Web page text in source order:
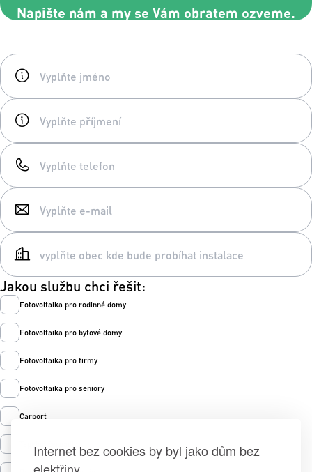
Internet bez cookies by byl jako dům bez
Napište nám a my se Vám obratem ozveme.
Jakou službu chci řešit:
Fotovoltaika pro rodinné domy
Fotovoltaika pro bytové domy
Fotovoltaika pro firmy
Fotovoltaika pro seniory
Carport